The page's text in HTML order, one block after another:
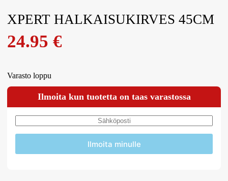
XPERT HALKAISUKIRVES 45CM
24.95€
Varasto loppu
Ilmoita kun tuotetta on taas varastossa
Ilmoita minulle